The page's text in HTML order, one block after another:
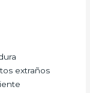
extraños